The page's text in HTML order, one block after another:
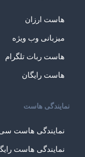
هاست ارزان
میزبانی وب ویژه
هاست ربات تلگرام
هاست رایگان
نمایندگی هاست
نمایندگی هاست سی
نمایندگی هاست